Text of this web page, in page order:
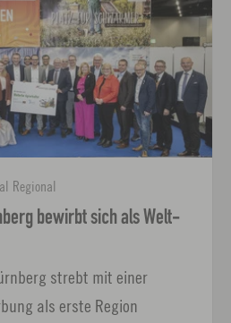
Regional
bewirbt sich als Welt-
strebt mit einer
als erste Region